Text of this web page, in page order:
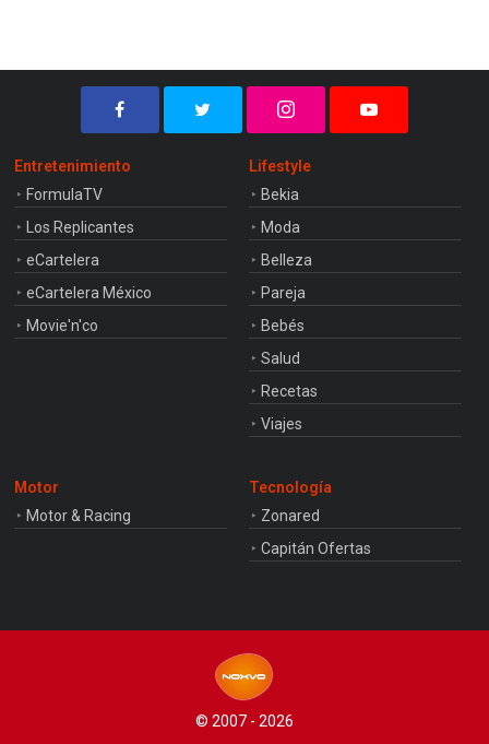
Entretenimiento
FormulaTV
Los Replicantes
eCartelera
eCartelera México
Movie'n'co
Lifestyle
Bekia
Moda
Belleza
Pareja
Bebés
Salud
Recetas
Viajes
Motor
Motor & Racing
Tecnología
Zonared
Capitán Ofertas
© 2007 - 2026